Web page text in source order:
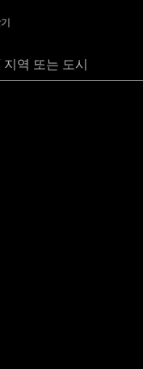
역 또는 도시